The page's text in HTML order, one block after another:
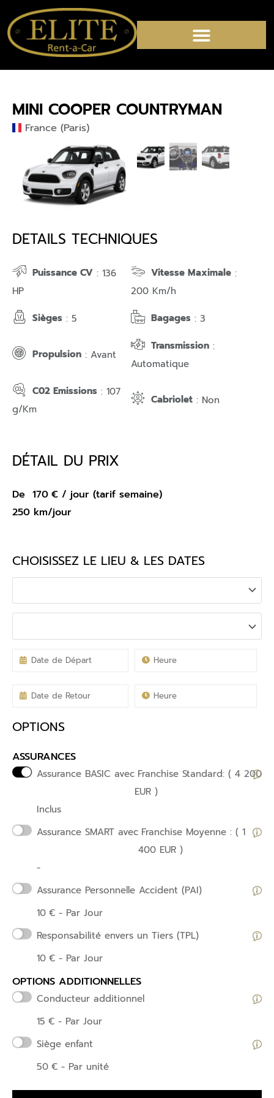
MINI COOPER COUNTRYMAN
France (Paris)
DETAILS TECHNIQUES
Puissance CV : 136
HP
Vitesse Maximale :
200 Km/h
Sièges : 5 Bagages : 3
Propulsion : Avant
Transmission :
Automatique
C02 Emissions : 107
g/Km
Cabriolet : Non
DÉTAIL DU PRIX
De 170 € / jour (tarif semaine)
250 km/jour
CHOISISSEZ LE LIEU & LES DATES
OPTIONS
ASSURANCES
Assurance BASIC avec Franchise Standard: ( 4 200
EUR )
Inclus
Assurance SMART avec Franchise Moyenne : ( 1
400 EUR )
-
Assurance Personnelle Accident (PAI)
10 € - Par Jour
Responsabilité envers un Tiers (TPL)
10 € - Par Jour
OPTIONS ADDITIONNELLES
Conducteur additionnel
15 € - Par Jour
Siège enfant
50 € - Par unité